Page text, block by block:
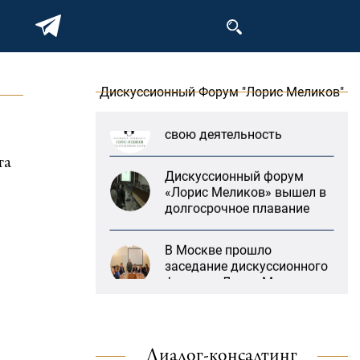
Дискуссионный Форум "Лорис Меликов"
форума «Лорис Меликов»
на тему: «ООН и
«Лорис Меликов» вышел в
долгосрочное плавание
заседание дискуссионного
форума «Лорис Меликов»
«Литературная Армения»